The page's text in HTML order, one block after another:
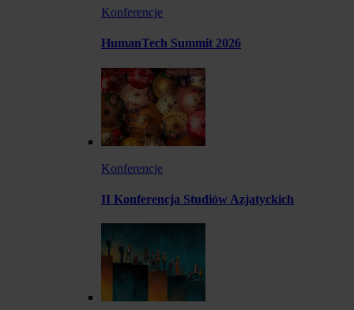
Konferencje
HumanTech Summit 2026
Konferencje
II Konferencja Studiów Azjatyckich